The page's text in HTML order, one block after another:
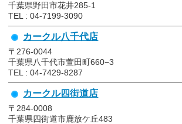
千葉県野田市花井285-1
TEL : 04-7199-3090
カークル八千代店
〒276-0044
千葉県八千代市萱田町660−3
TEL : 04-7429-8287
カークル四街道店
〒284-0008
千葉県四街道市鹿放ケ丘483